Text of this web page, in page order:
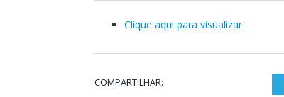
Clique aqui para visualizar
COMPARTILHAR: